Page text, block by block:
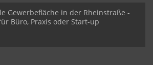
Gewerbefläche in der Rheinstraße -
Büro, Praxis oder Start-up